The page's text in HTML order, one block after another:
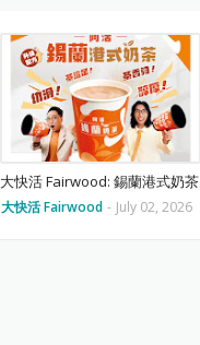
大快活 Fairwood: 錫蘭港式奶茶
大快活 Fairwood - July 02, 2026